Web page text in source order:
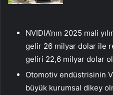
NVIDIA’nın 2025 mali
gelir 26 milyar dolar ile
geliri 22,6 milyar dolar
Otomotiv endüstrisinin
büyük kurumsal dikey